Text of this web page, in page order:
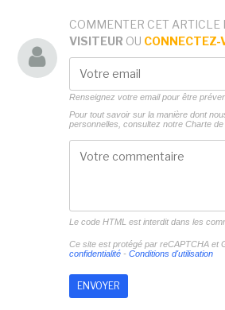
COMMENTER CET ARTICLE
VISITEUR OU CONNECTEZ-
Renseignez votre email pour être
Pour tout savoir sur la manière dont
personnelles, consultez notre Charte de
Le code HTML est interdit dans les
Ce site est protégé par reCAPTCHA et
confidentialité- Conditions d'utilisation